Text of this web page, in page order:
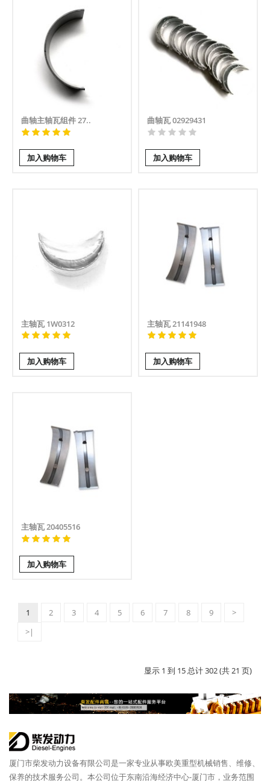
曲轴主轴瓦组件 27..
加入购物车
曲轴瓦 02929431
加入购物车
主轴瓦 1W0312
加入购物车
主轴瓦 21141948
加入购物车
主轴瓦 20405516
加入购物车
1 2 3 4 5 6 7 8 9
>
>|
显示 1 到 15 总计 302 (共 21 页)
厦门市柴发动力设备有限公司是一家专业从事欧美重型机械销售、维修、
保养的技术服务公司。本公司位于东南沿海经济中心-厦门市，业务范围